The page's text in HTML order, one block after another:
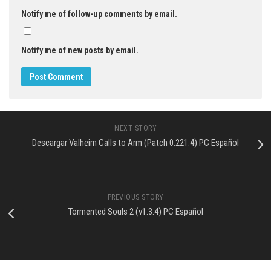
Notify me of follow-up comments by email.
Notify me of new posts by email.
NEXT STORY
Descargar Valheim Calls to Arm (Patch 0.221.4) PC Español
PREVIOUS STORY
Tormented Souls 2 (v1.3.4) PC Español